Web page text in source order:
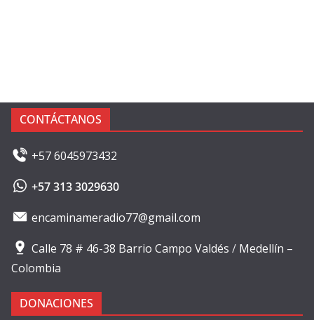
CONTÁCTANOS
+57 6045973432
+57 313 3029630
encaminameradio77@gmail.com
Calle 78 # 46-38 Barrio Campo Valdés / Medellín –
Colombia
DONACIONES